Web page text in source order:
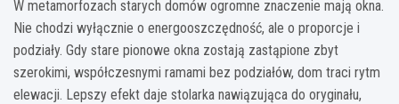
W metamorfozach starych domów ogromne znaczenie mają okna.
Nie chodzi wyłącznie o energooszczędność, ale o proporcje i
podziały. Gdy stare pionowe okna zostają zastąpione zbyt
szerokimi, współczesnymi ramami bez podziałów, dom traci rytm
elewacji. Lepszy efekt daje stolarka nawiązująca do oryginału,